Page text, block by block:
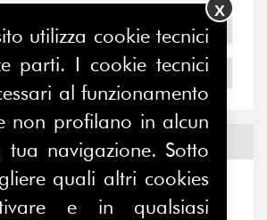
2005
2004
Notizie ed Eventi
Notizie - Eventi
utilizza cookie tecnici
parti. I cookie tecnici
al funzionamento
non profilano in alcun
navigazione. Sotto
quali altri cookies
e in qualsiasi
X